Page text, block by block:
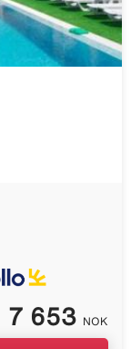
7 653 NOK